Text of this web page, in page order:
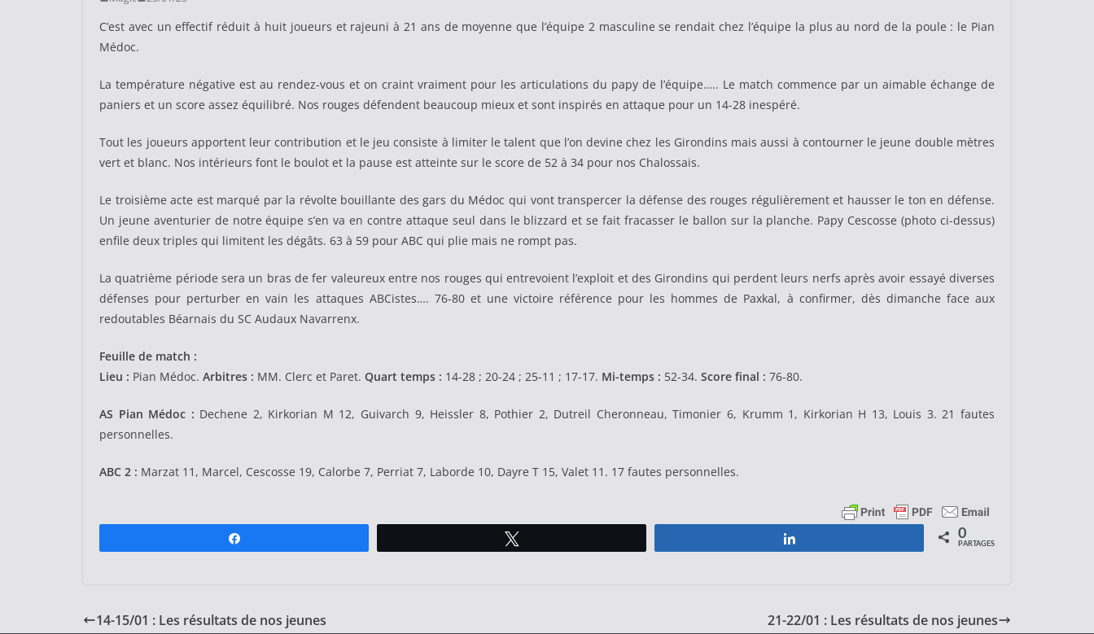
C’est avec un effectif réduit à huit joueurs et rajeuni à 21 ans de moyenne que l’équipe 2 masculine se rendait chez l’équipe la plus au nord de la poule : le Pian
Médoc.
La température négative est au rendez-vous et on craint vraiment pour les articulations du papy de l’équipe….. Le match commence par un aimable échange de
paniers et un score assez équilibré. Nos rouges défendent beaucoup mieux et sont inspirés en attaque pour un 14-28 inespéré.
Tout les joueurs apportent leur contribution et le jeu consiste à limiter le talent que l’on devine chez les Girondins mais aussi à contourner le jeune double mètres
vert et blanc. Nos intérieurs font le boulot et la pause est atteinte sur le score de 52 à 34 pour nos Chalossais.
Le troisième acte est marqué par la révolte bouillante des gars du Médoc qui vont transpercer la défense des rouges régulièrement et hausser le ton en défense.
Un jeune aventurier de notre équipe s’en va en contre attaque seul dans le blizzard et se fait fracasser le ballon sur la planche. Papy Cescosse (photo ci-dessus)
enfile deux triples qui limitent les dégâts. 63 à 59 pour ABC qui plie mais ne rompt pas.
La quatrième période sera un bras de fer valeureux entre nos rouges qui entrevoient l’exploit et des Girondins qui perdent leurs nerfs après avoir essayé diverses
défenses pour perturber en vain les attaques ABCistes…. 76-80 et une victoire référence pour les hommes de Paxkal, à confirmer, dès dimanche face aux
redoutables Béarnais du SC Audaux Navarrenx.
Feuille de match :
Lieu : Pian Médoc. Arbitres : MM. Clerc et Paret. Quart temps : 14-28 ; 20-24 ; 25-11 ; 17-17. Mi-temps : 52-34. Score final : 76-80.
AS Pian Médoc : Dechene 2, Kirkorian M 12, Guivarch 9, Heissler 8, Pothier 2, Dutreil Cheronneau, Timonier 6, Krumm 1, Kirkorian H 13, Louis 3. 21 fautes
personnelles.
ABC 2 : Marzat 11, Marcel, Cescosse 19, Calorbe 7, Perriat 7, Laborde 10, Dayre T 15, Valet 11. 17 fautes personnelles.
0
PARTAGES
14-15/01 : Les résultats de nos jeunes 21-22/01 : Les résultats de nos jeunes